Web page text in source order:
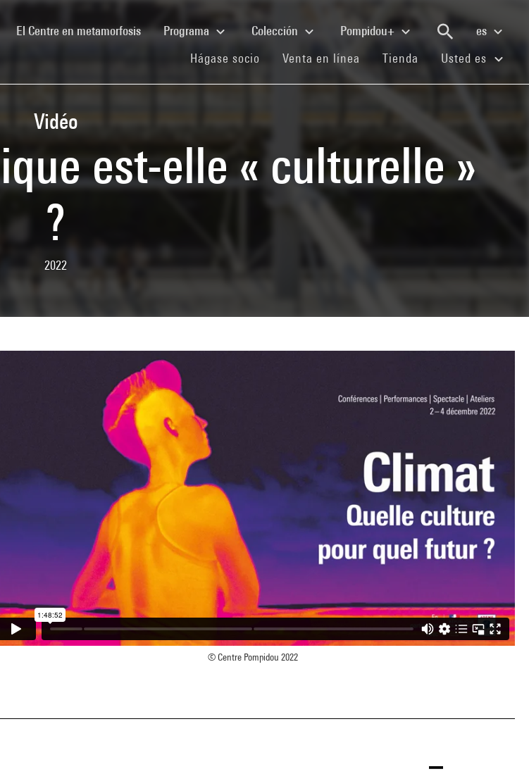
El Centre en metamorfosis(current)Programa Colección Pompidou+
es
Hágase socio (current)
Venta en línea (current)
Tienda (current)
Usted es
Vidéo
est-elle « culturelle »
?
2022
© Centre Pompidou 2022